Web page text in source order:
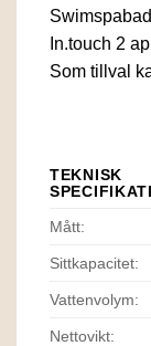
In.touch 2
Som tillval
TEKNISK
Mått:
Sittkapacitet:
Vattenvolym:
Nettovikt: